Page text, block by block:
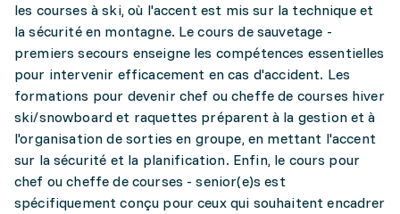
les courses à ski, où l'accent est mis sur la technique et
la sécurité en montagne. Le cours de sauvetage -
premiers secours enseigne les compétences essentielles
pour intervenir efficacement en cas d'accident. Les
formations pour devenir chef ou cheffe de courses hiver
ski/snowboard et raquettes préparent à la gestion et à
l'organisation de sorties en groupe, en mettant l'accent
sur la sécurité et la planification. Enfin, le cours pour
chef ou cheffe de courses - senior(e)s est
spécifiquement conçu pour ceux qui souhaitent encadrer